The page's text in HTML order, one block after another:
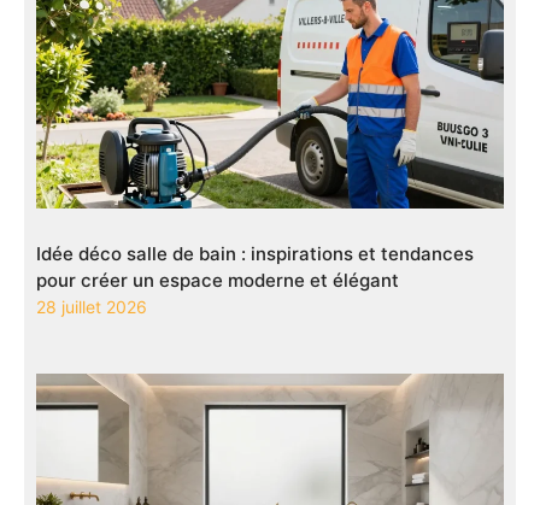
Idée déco salle de bain : inspirations et tendances
pour créer un espace moderne et élégant
28 juillet 2026